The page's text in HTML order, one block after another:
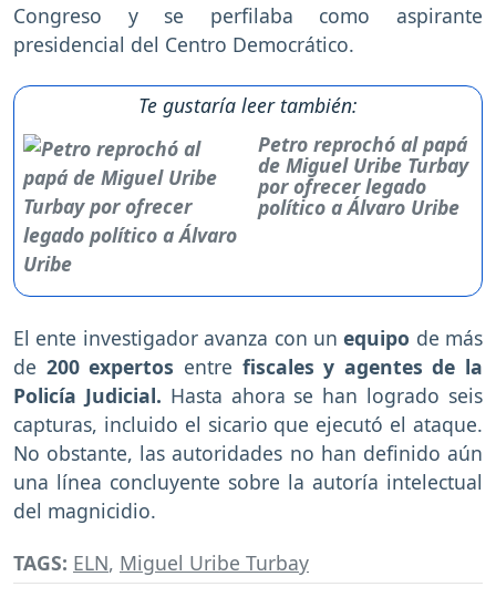
Congreso y se perfilaba como aspirante
presidencial del Centro Democrático.
Te gustaría leer también:
Petro reprochó al papá
de Miguel Uribe Turbay
por ofrecer legado
político a Álvaro Uribe
El ente investigador avanza con unequipo de más
de 200 expertos entre fiscales y agentes de la
Policía Judicial. Hasta ahora se han logrado seis
capturas, incluido el sicario que ejecutó el ataque.
No obstante, las autoridades no han definido aún
una línea concluyente sobre la autoría intelectual
del magnicidio.
TAGS: ELN, Miguel Uribe Turbay